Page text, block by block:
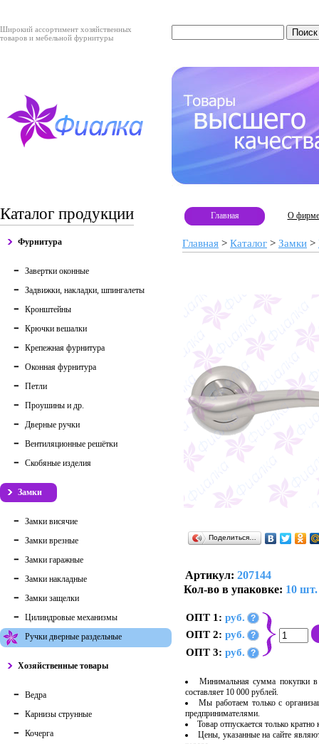
Широкий ассортимент хозяйственных
товаров и мебельной фурнитуры
Каталог продукции
Фурнитура
Завертки оконные
Задвижки, накладки, шпингалеты
Кронштейны
Крючки вешалки
Крепежная фурнитура
Оконная фурнитура
Петли
Проушины и др.
Дверные ручки
Вентиляционные решётки
Скобяные изделия
Замки
Замки висячие
Замки врезные
Замки гаражные
Замки накладные
Замки защелки
Цилиндровые механизмы
Ручки дверные раздельные
Хозяйственные товары
Ведра
Карнизы струнные
Кочерга
Главная О фирме
Главная > Каталог > Замки >
Поделиться…
Артикул: 207144
Кол-во в упаковке: 10 шт.
ОПТ 1: руб. ?
ОПТ 2: руб. ?
ОПТ 3: руб. ?
Минимальная сумма покупки в
составляет 10 000 рублей.
Мы работаем только с
предпринимателями.
Товар отпускается только
Цены, указанные на сайте